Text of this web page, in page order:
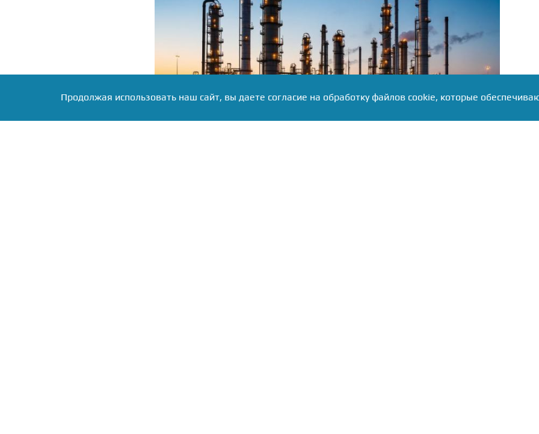
Продолжая использовать наш сайт, вы даете согласие на обработку файлов cookie, которые